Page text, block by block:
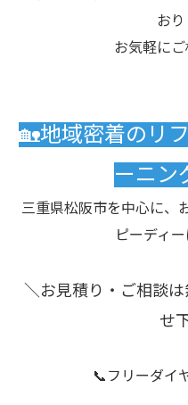
お
お気軽にご
🏡地域密着のリ
ーニ
三重県松阪市を中心に、
ピーディ
＼お見積り・ご相談
せ
📞フリーダイ